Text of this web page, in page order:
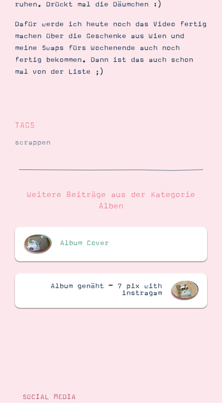
ruhen. Drückt mal die Däumchen :)
Dafür werde ich heute noch das Video fertig
machen über die Geschenke aus Wien und
meine Swaps fürs Wochenende auch noch
fertig bekommen. Dann ist das auch schon
mal von der Liste ;)
TAGS
scrappen
Weitere Beiträge aus der Kategorie
Alben
Album Cover
Album genäht – 7 pix with
instragam
SOCIAL MEDIA